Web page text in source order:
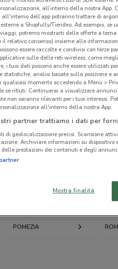
volantini nella tua zona.
VELLETRI
POMEZIA
all’interno della nostra App.
all'interno dell’app potranno trattare di
a Shopfully/Tiendeo. Ad esempio,
potremo mostrarti delle offerte a
il relativo consenso) insieme alle
essere raccolte e condivisi con terze
sulle delle reti wireless, come
i tuoi dati possono anche essere utilizzati
statistiche, analisi basate sulla posizione e
qualsiasi momento accedendo a Menu >
se rifiuti: Continuerai a visualizzare
non saranno rilevanti per i tuoi interessi.
all'interno della nostra App.
partner trattiamo i dati per
di geolocalizzazione precisi. Scansione
Archiviare informazioni su
prestazioni dei contenuti e degli
Mostra finalità